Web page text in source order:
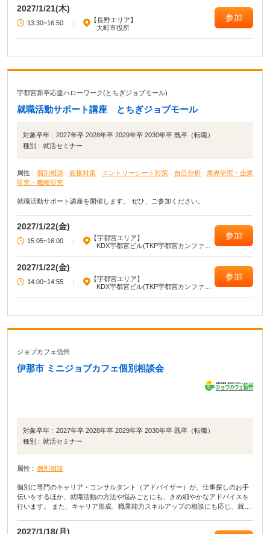
2027/1/21(木)
13:30~16:50
【長野エリア】
大町市役所
参加
宇都宮新卒応援ハローワーク(とちぎジョブモール)
就職活動サポート講座 とちぎジョブモール
対象卒年 : 2027年卒 2028年卒 2029年卒 2030年卒 既卒（転職）
種別 : 就活セミナー
属性 : 個別相談 面接対策 エントリーシート対策 自己分析
業界研究・企業
研究・職種研究
就職活動サポート講座を開催します。 ぜひ、ご参加ください。
2027/1/22(金)
15:05~16:00
【宇都宮エリア】
KDX宇都宮ビル(TKP宇都宮カンファレ
参加
2027/1/22(金)
14:00~14:55
【宇都宮エリア】
KDX宇都宮ビル(TKP宇都宮カンファレ
参加
ジョブカフェ信州
伊那市 ミニジョブカフェ個別相談会
対象卒年 : 2027年卒 2028年卒 2029年卒 2030年卒 既卒（転職）
種別 : 就活セミナー
属性 : 個別相談
個別に専門のキャリア・コンサルタント（アドバイザー）が、仕事探しのお手
伝いをするほか、就職活動の方法や悩みごとにも、きめ細やかなアドバイスを
行います。 また、キャリア形成、職業能力スキルアップの相談にも応じ、就職
2027/1/18(月)